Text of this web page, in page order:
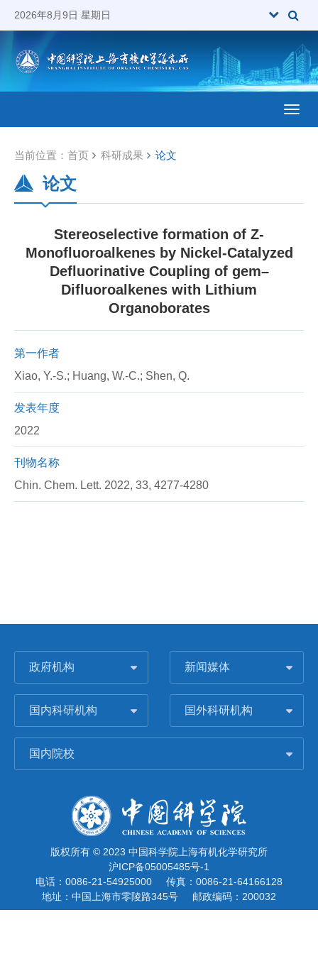
2026年8月9日 星期日
当前位置： 首页 科研成果 论文
论文
Stereoselective formation of Z-
Monofluoroalkenes by Nickel-Catalyzed
Defluorinative Coupling of gem–
Difluoroalkenes with Lithium
Organoborates
第一作者
Xiao, Y.-S.; Huang, W.-C.; Shen, Q.
发表年度
2022
刊物名称
Chin. Chem. Lett. 2022, 33, 4277-4280
政府机构 新闻媒体
国内科研机构 国外科研机构
国内院校
版权所有 © 2023 中国科学院上海有机化学研究所
沪ICP备05005485号-1
电话：0086-21-54925000
传真：0086-21-64166128
地址：中国上海市零陵路345号
邮政编码：200032